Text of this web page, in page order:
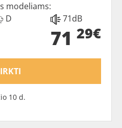
modeliams:
D 71dB
71 29€
10 d.